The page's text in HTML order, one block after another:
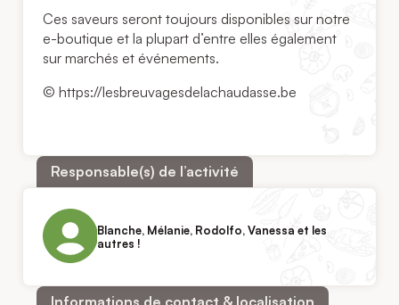
Ces saveurs seront toujours disponibles sur notre
e-boutique et la plupart d’entre elles également
sur marchés et événements.
© https://lesbreuvagesdelachaudasse.be
Responsable(s) de l’activité
Blanche, Mélanie, Rodolfo, Vanessa et les
autres !
Informations de contact & localisation